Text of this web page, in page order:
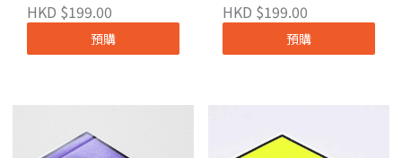
HKD $199.00
預購
HKD $199.00
預購